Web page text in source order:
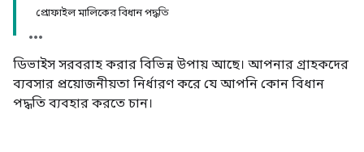
প্রোফাইল মালিকের বিধান পদ্ধতি
ডিভাইস সরবরাহ করার বিভিন্ন উপায় আছে। আপনার গ্রাহকদের
ব্যবসার প্রয়োজনীয়তা নির্ধারণ করে যে আপনি কোন বিধান
পদ্ধতি ব্যবহার করতে চান।